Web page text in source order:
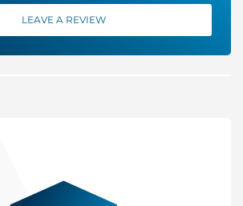
LEAVE A REVIEW